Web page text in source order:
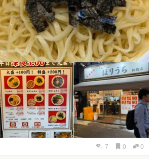
7 0 0